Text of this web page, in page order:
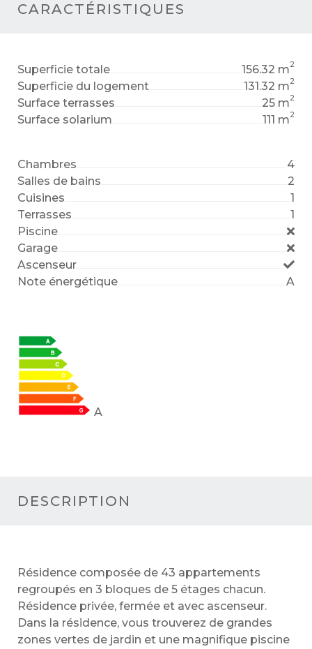
CARACTÉRISTIQUES
Superficie totale 156.32 m2
Superficie du logement 131.32 m2
Surface terrasses 25 m2
Surface solarium 111 m2
Chambres
4
Salles de bains
2
Cuisines
1
Terrasses
1
Piscine
Garage
Ascenseur
Note énergétique
A
A
DESCRIPTION
Résidence composée de 43 appartements
regroupés en 3 bloques de 5 étages chacun.
Résidence privée, fermée et avec ascenseur.
Dans la résidence, vous trouverez de grandes
zones vertes de jardin et une magnifique piscine